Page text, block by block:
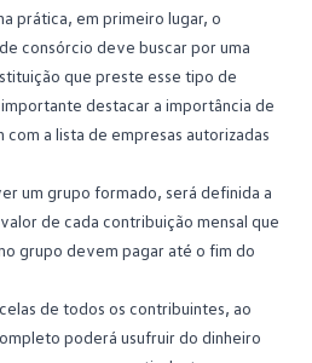
prática, em primeiro lugar, o
consórcio deve buscar por uma
que preste esse tipo de
destacar a importância de
com a lista de empresas autorizadas
um grupo formado, será definida a
de cada contribuição mensal que
grupo devem pagar até o fim do
de todos os contribuintes, ao
poderá usufruir do dinheiro